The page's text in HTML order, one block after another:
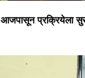
प्रक्रियेला